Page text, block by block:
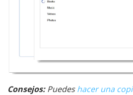
Consejos:Puedeshacer una